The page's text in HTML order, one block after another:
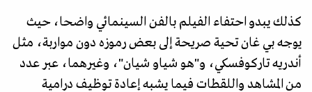
كذلك يبدو احتفاء الفيلم بالفن السينمائي واضحا، حيث
يوجه بي غان تحية صريحة إلى بعض رموزه دون مواربة، مثل
أندريه تاركوفسكي، و"هو شياو شيان"، وغيرهما، عبر عدد
من المشاهد واللقطات فيما يشبه إعادة توظيف درامية